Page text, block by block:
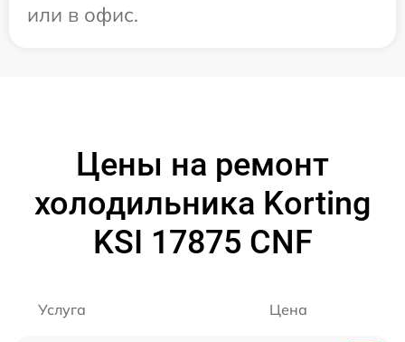
или в офис.
Цены на ремонт
холодильника Korting
KSI 17875 CNF
Услуга Цена